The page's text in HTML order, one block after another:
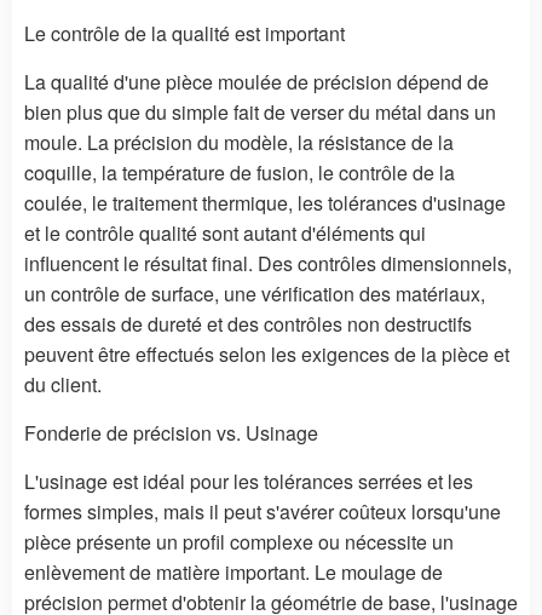
Le contrôle de la qualité est important
La qualité d'une pièce moulée de précision dépend de
bien plus que du simple fait de verser du métal dans un
moule. La précision du modèle, la résistance de la
coquille, la température de fusion, le contrôle de la
coulée, le traitement thermique, les tolérances d'usinage
et le contrôle qualité sont autant d'éléments qui
influencent le résultat final. Des contrôles dimensionnels,
un contrôle de surface, une vérification des matériaux,
des essais de dureté et des contrôles non destructifs
peuvent être effectués selon les exigences de la pièce et
du client.
Fonderie de précision vs. Usinage
L'usinage est idéal pour les tolérances serrées et les
formes simples, mais il peut s'avérer coûteux lorsqu'une
pièce présente un profil complexe ou nécessite un
enlèvement de matière important. Le moulage de
précision permet d'obtenir la géométrie de base, l'usinage